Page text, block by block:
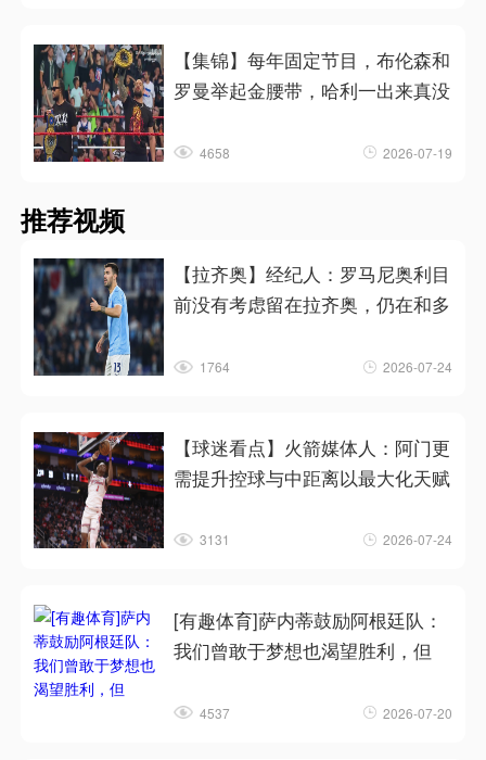
【集锦】每年固定节目，布伦森和
罗曼举起金腰带，哈利一出来真没
4658 2026-07-19
推荐视频
【拉齐奥】经纪人：罗马尼奥利目
前没有考虑留在拉齐奥，仍在和多
1764 2026-07-24
【球迷看点】火箭媒体人：阿门更
需提升控球与中距离以最大化天赋
3131 2026-07-24
[有趣体育]萨内蒂鼓励阿根廷队：
我们曾敢于梦想也渴望胜利，但
4537 2026-07-20